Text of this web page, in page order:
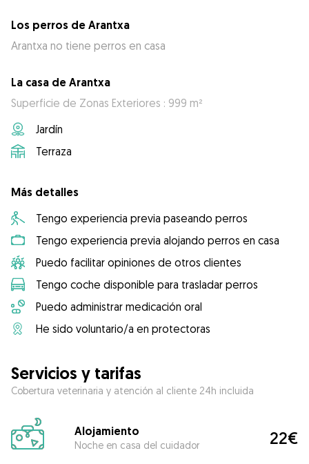
Los perros de Arantxa
Arantxa no tiene perros en casa
La casa de Arantxa
Superficie de Zonas Exteriores : 999 m²
Jardín
Terraza
Más detalles
Tengo experiencia previa paseando perros
Tengo experiencia previa alojando perros en casa
Puedo facilitar opiniones de otros clientes
Tengo coche disponible para trasladar perros
Puedo administrar medicación oral
He sido voluntario/a en protectoras
Servicios y tarifas
Cobertura veterinaria y atención al cliente 24h incluida
Alojamiento
Noche en casa del cuidador 22€